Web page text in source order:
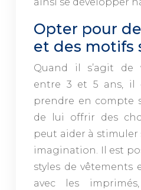
Opter pour
et des motifs
Quand il s’agit de
entre 3 et 5 ans, il
prendre en compte
de lui offrir des
peut aider à stimuler
imagination. Il est
styles de vêtements
avec les